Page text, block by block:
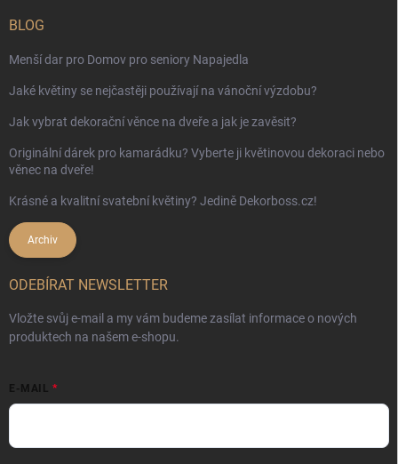
BLOG
Menší dar pro Domov pro seniory Napajedla
Jaké květiny se nejčastěji používají na vánoční výzdobu?
Jak vybrat dekorační věnce na dveře a jak je zavěsit?
Originální dárek pro kamarádku? Vyberte ji květinovou dekoraci nebo
věnec na dveře!
Krásné a kvalitní svatební květiny? Jedině Dekorboss.cz!
Archiv
ODEBÍRAT NEWSLETTER
Vložte svůj e-mail a my vám budeme zasílat informace o nových
produktech na našem e-shopu.
E-MAIL